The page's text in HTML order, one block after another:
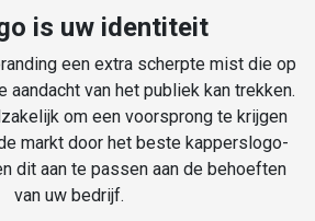
is uw identiteit
een extra scherpte mist die op
aandacht van het publiek kan trekken.
om een voorsprong te krijgen
markt door het beste kapperslogo-
dit aan te passen aan de behoeften
van uw bedrijf.